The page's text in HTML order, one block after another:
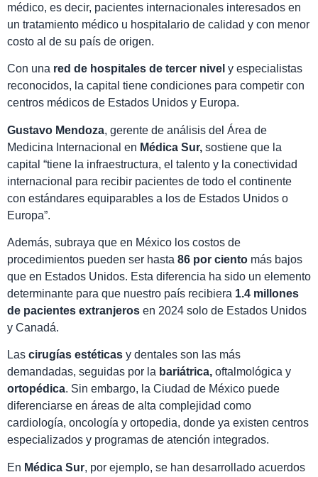
médico, es decir, pacientes internacionales interesados en
un tratamiento médico u hospitalario de calidad y con menor
costo al de su país de origen.
Con una red de hospitales de tercer nivel y especialistas
reconocidos, la capital tiene condiciones para competir con
centros médicos de Estados Unidos y Europa.
Gustavo Mendoza, gerente de análisis del Área de
Medicina Internacional en Médica Sur, sostiene que la
capital “tiene la infraestructura, el talento y la conectividad
internacional para recibir pacientes de todo el continente
con estándares equiparables a los de Estados Unidos o
Europa”.
Además, subraya que en México los costos de
procedimientos pueden ser hasta 86 por ciento más bajos
que en Estados Unidos. Esta diferencia ha sido un elemento
determinante para que nuestro país recibiera 1.4 millones
de pacientes extranjeros en 2024 solo de Estados Unidos
y Canadá.
Las cirugías estéticas y dentales son las más
demandadas, seguidas por la bariátrica, oftalmológica y
ortopédica. Sin embargo, la Ciudad de México puede
diferenciarse en áreas de alta complejidad como
cardiología, oncología y ortopedia, donde ya existen centros
especializados y programas de atención integrados.
En Médica Sur, por ejemplo, se han desarrollado acuerdos